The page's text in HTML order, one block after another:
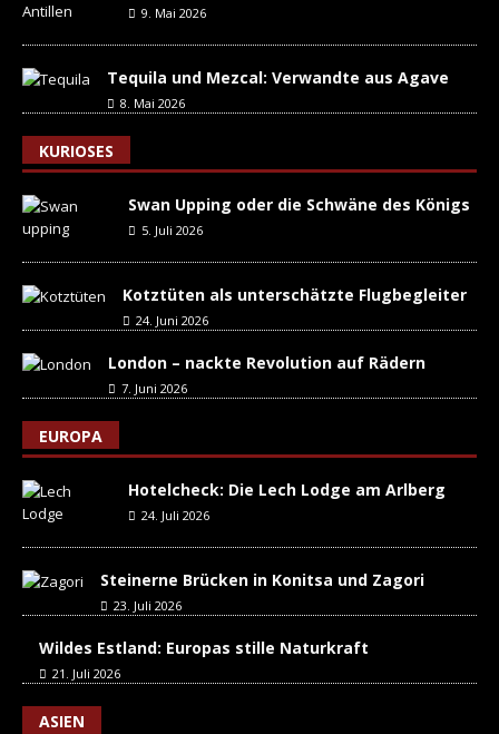
9. Mai 2026
Tequila und Mezcal: Verwandte aus Agave
8. Mai 2026
KURIOSES
Swan Upping oder die Schwäne des Königs
5. Juli 2026
Kotztüten als unterschätzte Flugbegleiter
24. Juni 2026
London – nackte Revolution auf Rädern
7. Juni 2026
EUROPA
Hotelcheck: Die Lech Lodge am Arlberg
24. Juli 2026
Steinerne Brücken in Konitsa und Zagori
23. Juli 2026
Wildes Estland: Europas stille Naturkraft
21. Juli 2026
ASIEN